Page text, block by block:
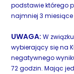
podstawie którego
najmniej 3
UWAGA:W
wybierający się na
negatywnego
72 godzin. Mając